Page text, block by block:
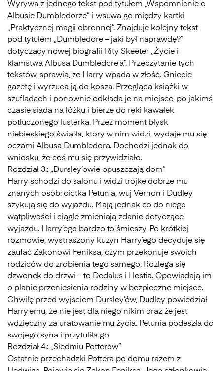
Wyrywa z jednego tekst pod tytułem „Wspomnienie o
Albusie Dumbledorze” i wsuwa go między kartki
„Praktycznej magii obronnej”. Znajduje kolejny tekst
pod tytułem „Dumbledore – jaki był naprawdę?”
dotyczący nowej biografii Rity Skeeter ,,Życie i
kłamstwa Albusa Dumbledore’a”. Przeczytanie tych
tekstów, sprawia, że Harry wpada w złość. Gniecie
gazetę i wyrzuca ją do kosza. Przegląda książki w
szufladach i ponownie odkłada je na miejsce, po jakimś
czasie siada na łóżku i bierze do ręki kawałek
potłuczonego lusterka. Przez moment błysk
niebieskiego światła, który w nim widzi, wydaje mu się
oczami Albusa Dumbledora. Dochodzi jednak do
wniosku, że coś mu się przywidziało.
Rozdział 3.: „Dursley’owie opuszczają dom”
Harry schodzi do salonu i widzi trójkę dobrze mu
znanych osób: ciotka Petunia, wuj Vernon i Dudley
szykują się do wyjazdu. Mają jednak co do niego
wątpliwości i ciągle zmieniają zdanie dotyczące
wyjazdu. Harry’ego bardzo to śmieszy. Po krótkiej
rozmowie, wystraszony kuzyn Harry’ego decyduje się
zaufać Zakonowi Feniksa, czym przekonuje swoich
rodziców do zrobienia tego samego. Rozlega się
dzwonek do drzwi – to Dedalus i Hestia. Opowiadają im
o planie przeniesienia rodziny w bezpieczne miejsce.
Chwilę przed wyjściem Dursley’ów, Dudley powiedział
Harry’emu, że nie jest dla niego nikim oraz że jest
wdzięczny za uratowanie mu życia. Petunia podeszła do
swojego syna i przytuliła go.
Rozdział 4.: „Siedmiu Potterów”
Ostatnie przechadzki Pottera po domu razem z